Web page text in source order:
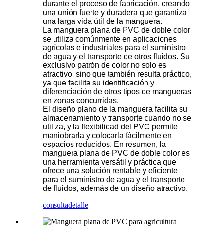
durante el proceso de fabricación, creando
una unión fuerte y duradera que garantiza
una larga vida útil de la manguera.
La manguera plana de PVC de doble color
se utiliza comúnmente en aplicaciones
agrícolas e industriales para el suministro
de agua y el transporte de otros fluidos. Su
exclusivo patrón de color no solo es
atractivo, sino que también resulta práctico,
ya que facilita su identificación y
diferenciación de otros tipos de mangueras
en zonas concurridas.
El diseño plano de la manguera facilita su
almacenamiento y transporte cuando no se
utiliza, y la flexibilidad del PVC permite
maniobrarla y colocarla fácilmente en
espacios reducidos. En resumen, la
manguera plana de PVC de doble color es
una herramienta versátil y práctica que
ofrece una solución rentable y eficiente
para el suministro de agua y el transporte
de fluidos, además de un diseño atractivo.
consultadetalle